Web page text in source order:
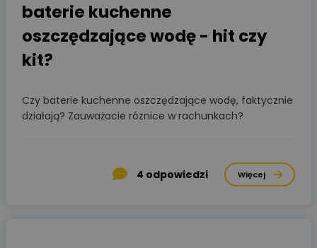
baterie kuchenne
oszczędzające wodę - hit czy
kit?
Czy baterie kuchenne oszczędzające wodę, faktycznie
działają? Zauważacie róznice w rachunkach?
4 odpowiedzi Więcej